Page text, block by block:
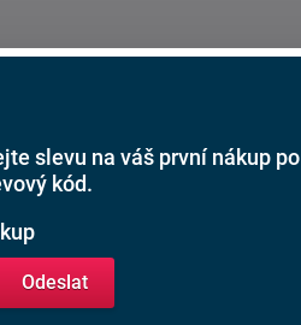
slevu na váš první nákup po
kód.
Odeslat